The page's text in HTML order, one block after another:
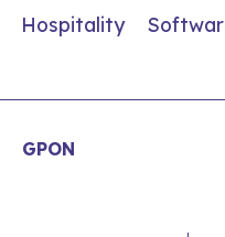
Hospitality
GPON